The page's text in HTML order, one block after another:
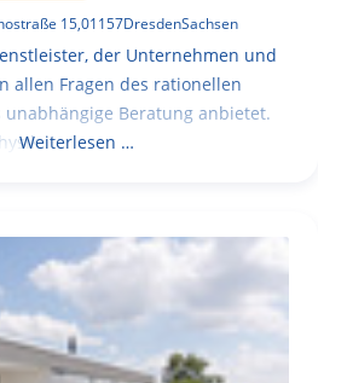
15,01157DresdenSachsen
der Unternehmen und
allen Fragen des rationellen
unabhängige Beratung anbietet.
Weiterlesen …